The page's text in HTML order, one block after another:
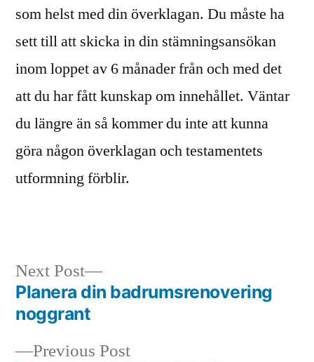
som helst med din överklagan. Du måste ha
sett till att skicka in din stämningsansökan
inom loppet av 6 månader från och med det
att du har fått kunskap om innehållet. Väntar
du längre än så kommer du inte att kunna
göra någon överklagan och testamentets
utformning förblir.
Post
navigation
Previous PostPrevious
Next Post
Next
post:
Planera din badrumsrenovering
noggrant